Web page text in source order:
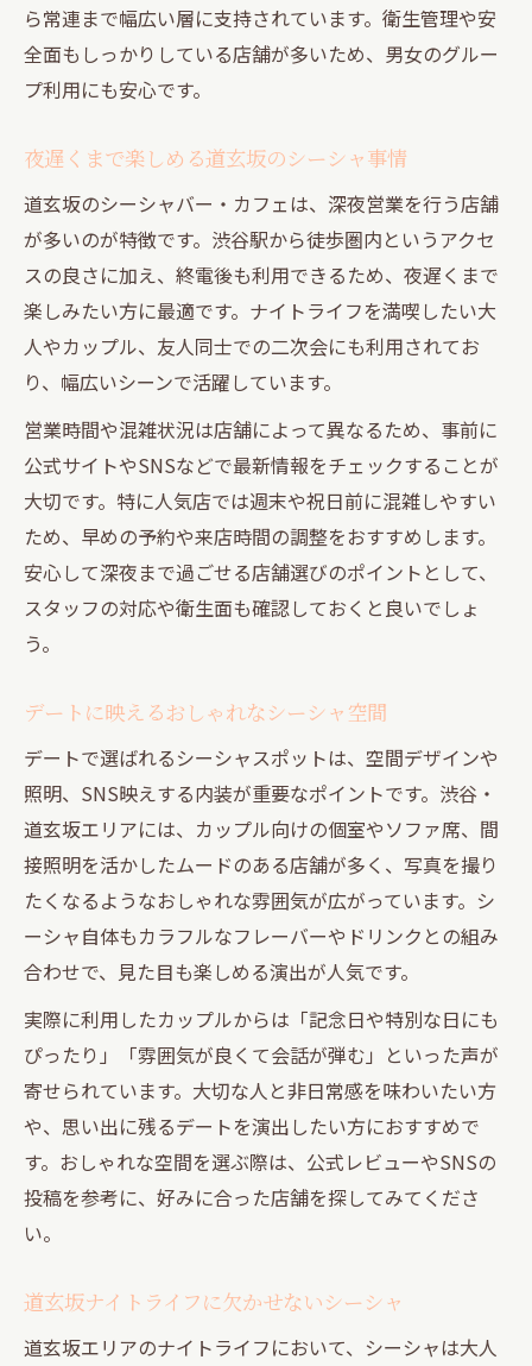
ら常連まで幅広い層に支持されています。衛生管理や安
全面もしっかりしている店舗が多いため、男女のグルー
プ利用にも安心です。
夜遅くまで楽しめる道玄坂のシーシャ事情
道玄坂のシーシャバー・カフェは、深夜営業を行う店舗
が多いのが特徴です。渋谷駅から徒歩圏内というアクセ
スの良さに加え、終電後も利用できるため、夜遅くまで
楽しみたい方に最適です。ナイトライフを満喫したい大
人やカップル、友人同士での二次会にも利用されてお
り、幅広いシーンで活躍しています。
営業時間や混雑状況は店舗によって異なるため、事前に
公式サイトやSNSなどで最新情報をチェックすることが
大切です。特に人気店では週末や祝日前に混雑しやすい
ため、早めの予約や来店時間の調整をおすすめします。
安心して深夜まで過ごせる店舗選びのポイントとして、
スタッフの対応や衛生面も確認しておくと良いでしょ
う。
デートに映えるおしゃれなシーシャ空間
デートで選ばれるシーシャスポットは、空間デザインや
照明、SNS映えする内装が重要なポイントです。渋谷・
道玄坂エリアには、カップル向けの個室やソファ席、間
接照明を活かしたムードのある店舗が多く、写真を撮り
たくなるようなおしゃれな雰囲気が広がっています。シ
ーシャ自体もカラフルなフレーバーやドリンクとの組み
合わせで、見た目も楽しめる演出が人気です。
実際に利用したカップルからは「記念日や特別な日にも
ぴったり」「雰囲気が良くて会話が弾む」といった声が
寄せられています。大切な人と非日常感を味わいたい方
や、思い出に残るデートを演出したい方におすすめで
す。おしゃれな空間を選ぶ際は、公式レビューやSNSの
投稿を参考に、好みに合った店舗を探してみてくださ
い。
道玄坂ナイトライフに欠かせないシーシャ
道玄坂エリアのナイトライフにおいて、シーシャは大人